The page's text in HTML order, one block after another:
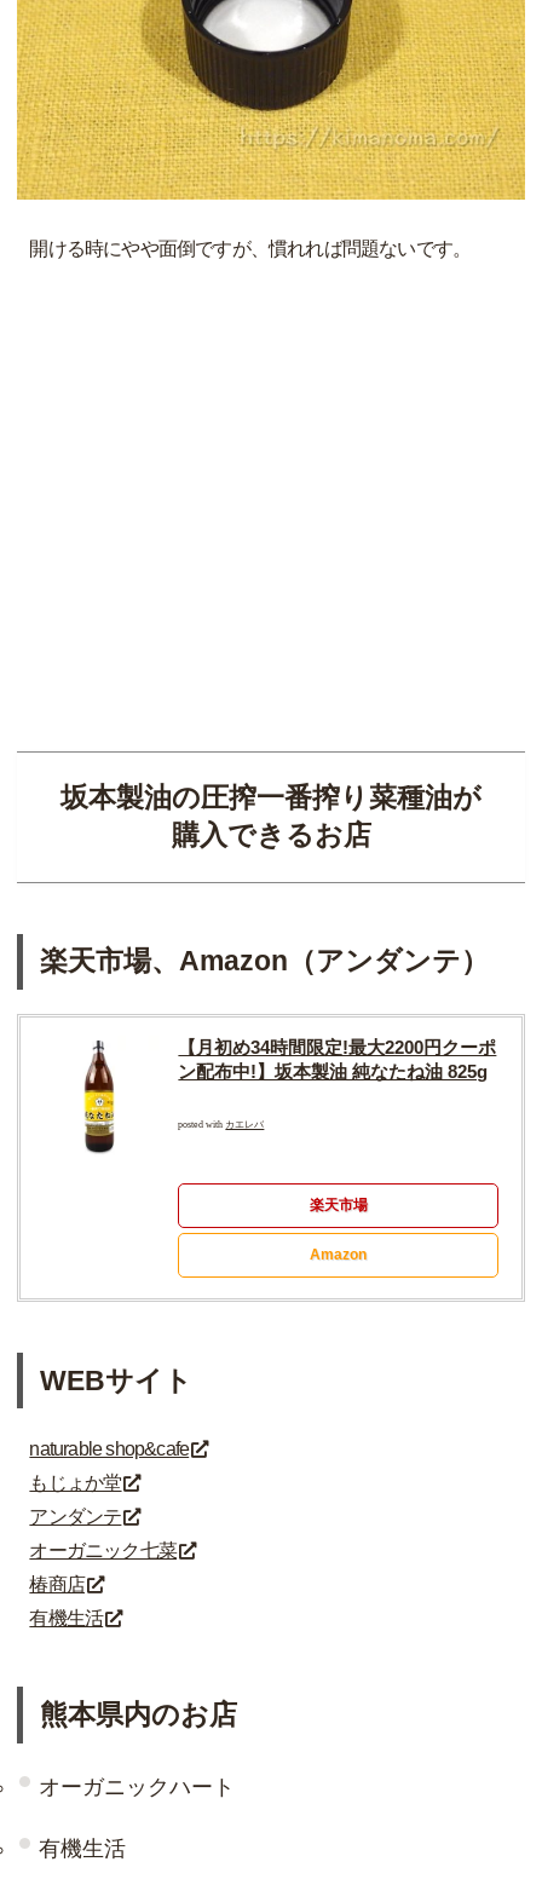
開ける時にやや面倒ですが、慣れれば問題ないです。
坂本製油の圧搾一番搾り菜種油が
購入できるお店
楽天市場、Amazon（アンダンテ）
【月初め34時間限定!最大2200円クーポ
ン配布中!】坂本製油 純なたね油 825g
posted with カエレバ
楽天市場
Amazon
WEBサイト
naturable shop&cafe
もじょか堂
アンダンテ
オーガニック七菜
椿商店
有機生活
熊本県内のお店
オーガニックハート
有機生活